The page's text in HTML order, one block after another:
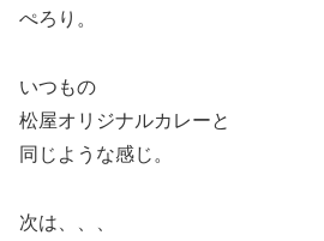
ぺろり。
いつもの
松屋オリジナルカレーと
同じような感じ。
次は、、、